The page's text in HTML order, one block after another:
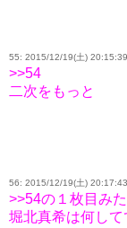
55: 2015/12/19(土)
>>54
二次をもっと
56: 2015/12/19(土)
>>54の１枚目み
堀北真希は何して